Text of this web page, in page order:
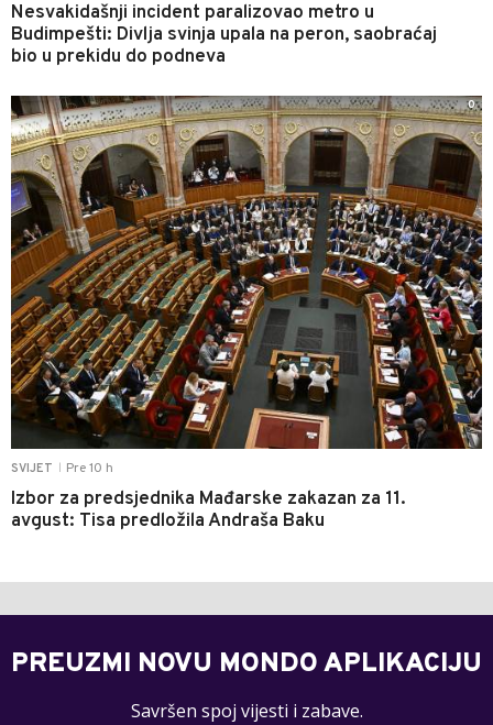
Nesvakidašnji incident paralizovao metro u
Budimpešti: Divlja svinja upala na peron, saobraćaj
bio u prekidu do podneva
SVIJET Pre 10 h
Izbor za predsjednika Mađarske zakazan za 11.
avgust: Tisa predložila Andraša Baku
0
PREUZMI NOVU MONDO APLIKACIJU
Savršen spoj vijesti i zabave.